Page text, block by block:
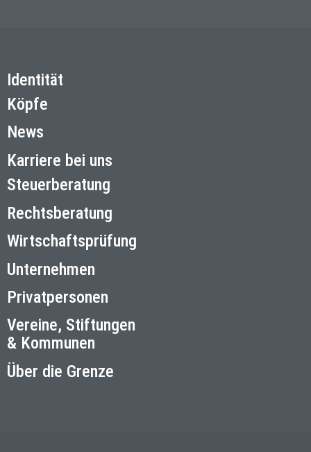
Identität
Köpfe
News
Karriere bei uns
Steuerberatung
Rechtsberatung
Wirtschaftsprüfung
Unternehmen
Privatpersonen
Vereine, Stiftungen
& Kommunen
Über die Grenze